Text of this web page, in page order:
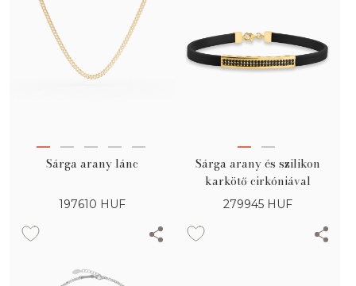
Sárga arany lánc
197610 HUF
Sárga arany és szilikon
karkötő cirkóniával
279945 HUF